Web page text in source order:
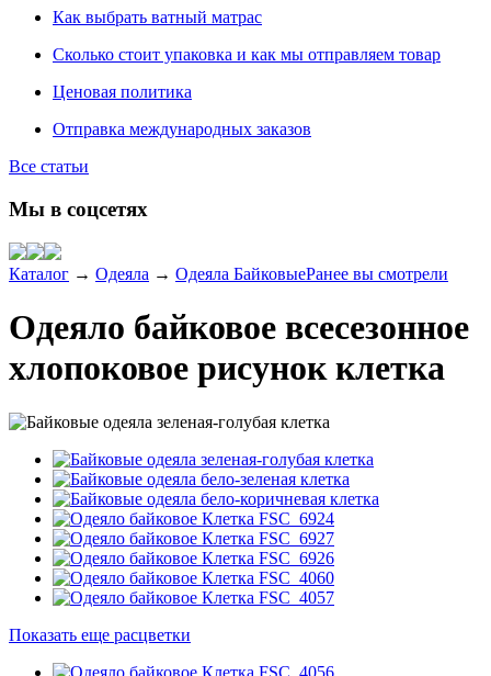
Как выбрать ватный матрас
Сколько стоит упаковка и как мы отправляем товар
Ценовая политика
Отправка международных заказов
Все статьи
Мы в соцсетях
Каталог → Одеяла → Одеяла БайковыеРанее вы смотрели
Одеяло байковое всесезонное
хлопоковое рисунок клетка
Показать еще расцветки